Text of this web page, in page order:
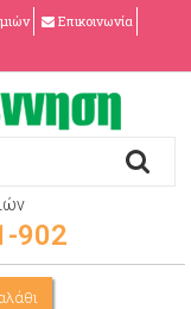
Επικοινωνία
902